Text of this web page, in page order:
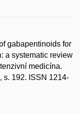
gabapentinoids for
a systematic review
medicína.
s. 192. ISSN 1214-